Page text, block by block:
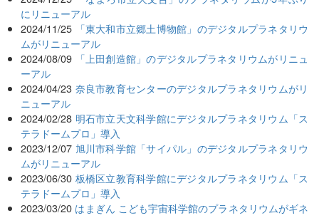
にリニューアル
2024/11/25
「東大和市立郷土博物館」のデジタルプラネタリウ
ムがリニューアル
2024/08/09
「上田創造館」のデジタルプラネタリウムがリニュ
ーアル
2024/04/23 奈良市教育センターのデジタルプラネタリウムがリ
ニューアル
2024/02/28 明石市立天文科学館にデジタルプラネタリウム「ス
テラドームプロ」導入
2023/12/07 旭川市科学館「サイパル」のデジタルプラネタリウ
ムがリニューアル
2023/06/30 板橋区立教育科学館にデジタルプラネタリウム「ス
テラドームプロ」導入
2023/03/20 はまぎん こども宇宙科学館のプラネタリウムがギネ